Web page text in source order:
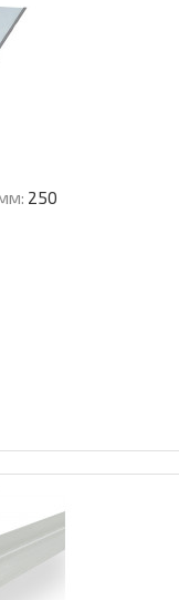
250